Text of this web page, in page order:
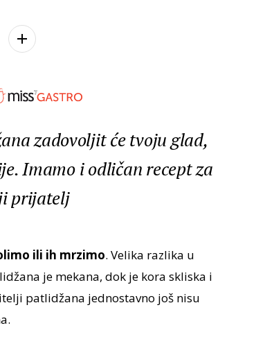
zadovoljit će tvoju glad,
Imamo i odličan recept za
prijatelj
ili ih mrzimo. Velika razlika u
je mekana, dok je kora skliska i
patlidžana jednostavno još nisu